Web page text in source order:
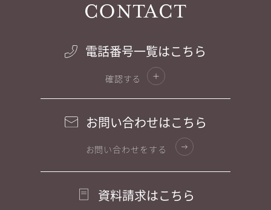
CONTACT
電話番号一覧はこちら
確認する
お問い合わせはこちら
お問い合わせをする
資料請求はこちら